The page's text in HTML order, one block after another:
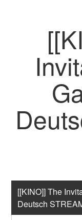
[[KINO]] The
Deutsch